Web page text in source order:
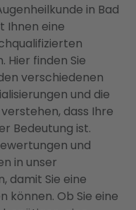
in Bad
Ihnen eine
Hier finden Sie
verschiedenen
und die
dass Ihre
Bedeutung ist.
und
in unser
damit Sie eine
können. Ob Sie eine